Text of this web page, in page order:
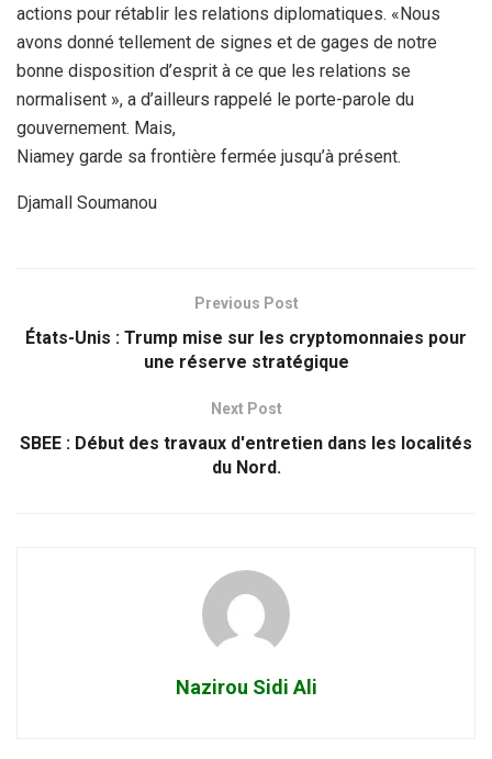
actions pour rétablir les relations diplomatiques. «Nous
avons donné tellement de signes et de gages de notre
bonne disposition d’esprit à ce que les relations se
normalisent », a d’ailleurs rappelé le porte-parole du
gouvernement. Mais,
Niamey garde sa frontière fermée jusqu’à présent.
Djamall Soumanou
Previous Post
États-Unis : Trump mise sur les cryptomonnaies pour
une réserve stratégique
Next Post
SBEE : Début des travaux d'entretien dans les localités
du Nord.
Nazirou Sidi Ali